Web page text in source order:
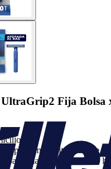
Fija Bolsa
para una afeitada suave
para una afeitada suave 2